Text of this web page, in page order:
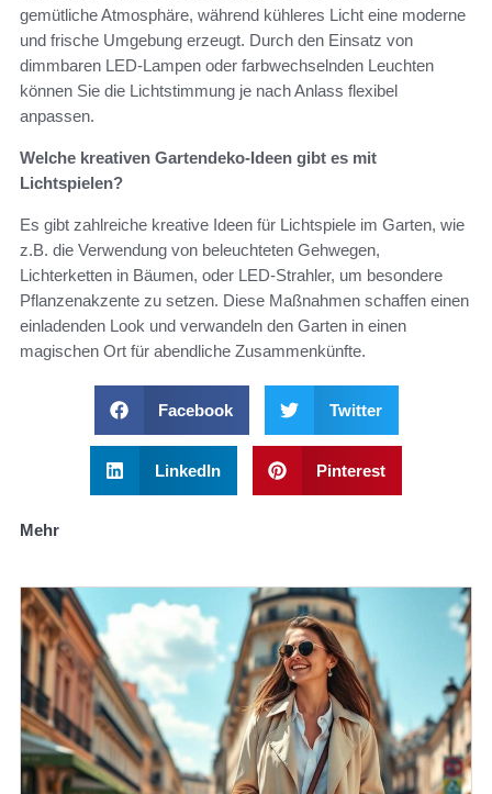
gemütliche Atmosphäre, während kühleres Licht eine moderne
und frische Umgebung erzeugt. Durch den Einsatz von
dimmbaren LED-Lampen oder farbwechselnden Leuchten
können Sie die Lichtstimmung je nach Anlass flexibel
anpassen.
Welche kreativen Gartendeko-Ideen gibt es mit
Lichtspielen?
Es gibt zahlreiche kreative Ideen für Lichtspiele im Garten, wie
z.B. die Verwendung von beleuchteten Gehwegen,
Lichterketten in Bäumen, oder LED-Strahler, um besondere
Pflanzenakzente zu setzen. Diese Maßnahmen schaffen einen
einladenden Look und verwandeln den Garten in einen
magischen Ort für abendliche Zusammenkünfte.
Facebook Twitter
LinkedIn Pinterest
Mehr